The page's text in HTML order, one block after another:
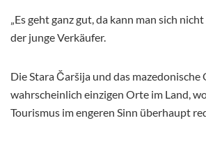
„Es geht ganz gut, da kann man sich
der junge Verkäufer.
Die Stara Čaršija und das
wahrscheinlich einzigen Orte im Land,
Tourismus im engeren Sinn überhaupt